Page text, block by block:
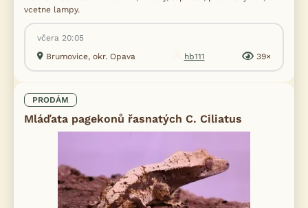
vcetne lampy.
včera 20:05
Brumovice, okr. Opava
hb111 39×
PRODÁM
Mláďata pagekonů řasnatých C. Ciliatus